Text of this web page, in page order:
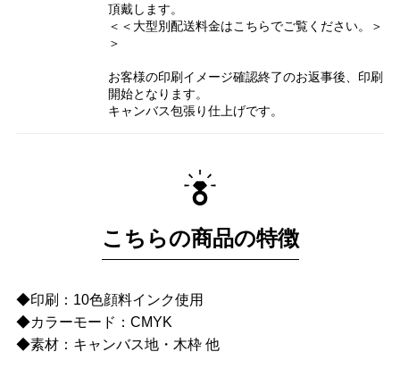
頂戴します。
＜＜大型別配送料金はこちらでご覧ください。＞
＞
お客様の印刷イメージ確認終了のお返事後、印刷
開始となります。
キャンバス包張り仕上げです。
こちらの商品の特徴
◆印刷：10色顔料インク使用
◆カラーモード：CMYK
◆素材：キャンバス地・木枠 他